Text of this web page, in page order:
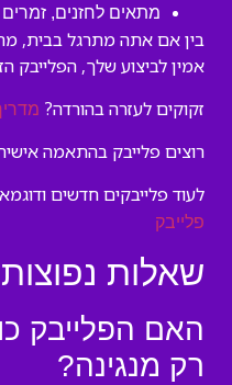
מתאים לחזנים,
בין אם אתה מתרגל בבית,
אמין לביצוע שלך, הפלייבק
זקוקים לעזרה בהורדה?
רוצים פלייבק בהתאמה
לעוד פלייבקים חדשים
פלייבק
שאלות נפוצות
האם הפלייבק
רק מנגינה?